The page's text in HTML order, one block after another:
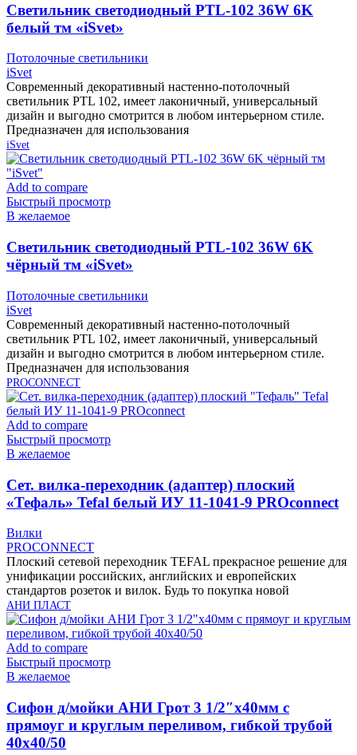
Cветильник светодиодный PTL-102 36W 6K
белый тм «iSvet»
Потолочные светильники
iSvet
Современный декоративный настенно-потолочный
светильник PTL 102, имеет лаконичный, универсальный
дизайн и выгодно смотрится в любом интерьерном стиле.
Предназначен для использования
iSvet
Add to compare
Быстрый просмотр
В желаемое
Cветильник светодиодный PTL-102 36W 6K
чёрный тм «iSvet»
Потолочные светильники
iSvet
Современный декоративный настенно-потолочный
светильник PTL 102, имеет лаконичный, универсальный
дизайн и выгодно смотрится в любом интерьерном стиле.
Предназначен для использования
PROCONNECT
Add to compare
Быстрый просмотр
В желаемое
Cет. вилка-переходник (адаптер) плоский
«Тефаль» Tefal белый ИУ 11-1041-9 PROconnect
Вилки
PROCONNECT
Плоский сетевой переходник TEFAL прекрасное решение для
унификации российских, английских и европейских
стандартов розеток и вилок. Будь то покупка новой
АНИ ПЛАСТ
Add to compare
Быстрый просмотр
В желаемое
Cифон д/мойки АНИ Грот 3 1/2″х40мм с
прямоуг и круглым переливом, гибкой трубой
40х40/50